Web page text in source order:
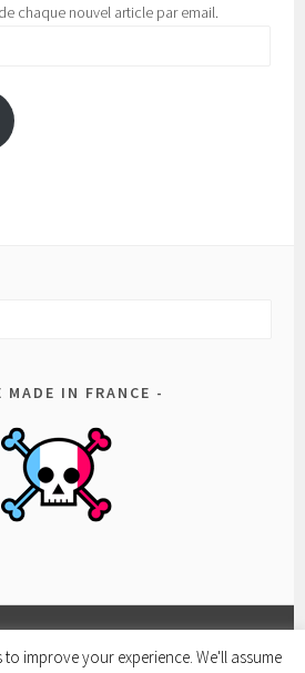
chaque nouvel article par email.
MADE IN FRANCE
to improve your experience. We'll assume